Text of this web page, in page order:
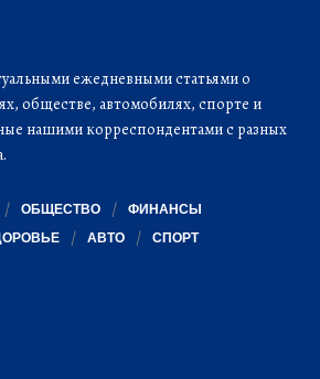
ежедневными статьями о
обществе, автомобилях, спорте и
нашими корреспондентами с разных
ОБЩЕСТВО
ФИНАНСЫ
АВТО СПОРТ